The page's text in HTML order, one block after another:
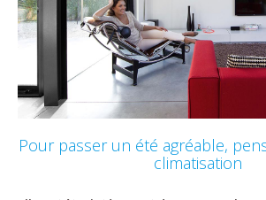
Pour passer un été agréable,
climatisation